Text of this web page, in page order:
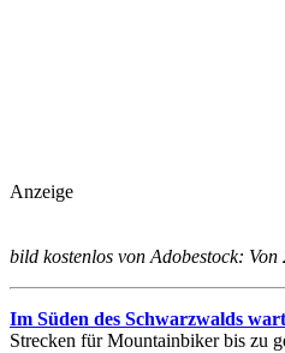
Anzeige
bild kostenlos von Adobestock:
Im Süden des Schwarzwalds
Strecken für Mountainbiker bis zu